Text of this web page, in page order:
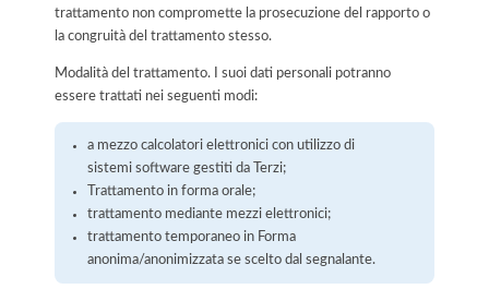
trattamento non compromette la prosecuzione del rapporto o
la congruità del trattamento stesso.
Modalità del trattamento. I suoi dati personali potranno
essere trattati nei seguenti modi:
a mezzo calcolatori elettronici con utilizzo di
sistemi software gestiti da Terzi;
Trattamento in forma orale;
trattamento mediante mezzi elettronici;
trattamento temporaneo in Forma
anonima/anonimizzata se scelto dal segnalante.